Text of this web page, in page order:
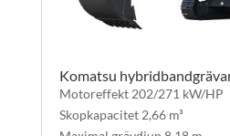
Komatsu
Motoreffekt 202/271 kW/HP
Skopkapacitet 2,66 m³